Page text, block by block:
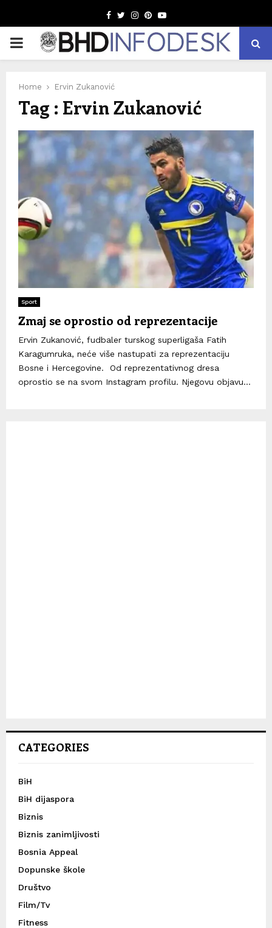
Facebook
TwitterInstagram
Pinterest
Youtube
PRIMARY
Home Ervin Zukanović
Tag : Ervin Zukanović
Sport
Zmaj se oprostio od reprezentacije
Ervin Zukanović, fudbaler turskog superligaša Fatih
Karagumruka, neće više nastupati za reprezentaciju
Bosne i Hercegovine. Od reprezentativnog dresa
oprostio se na svom Instagram profilu. Njegovu objavu...
CATEGORIES
BiH
BiH dijaspora
Biznis
Biznis zanimljivosti
Bosnia Appeal
Dopunske škole
Društvo
Film/Tv
Fitness